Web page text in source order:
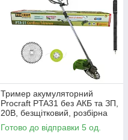
Тример акумуляторний
Procraft PTA31 без АКБ та ЗП,
20В, безщітковий, розбірна
штанга, велосипедна ручка
Готово до відправки 5 од.